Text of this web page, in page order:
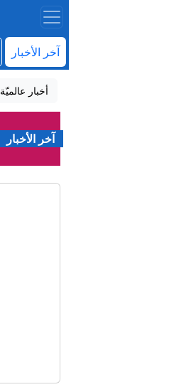
آخر الأخبار
أخبار عالميّة
آخر الأخبار